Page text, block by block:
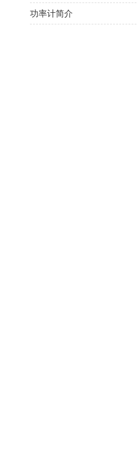
功率计简介